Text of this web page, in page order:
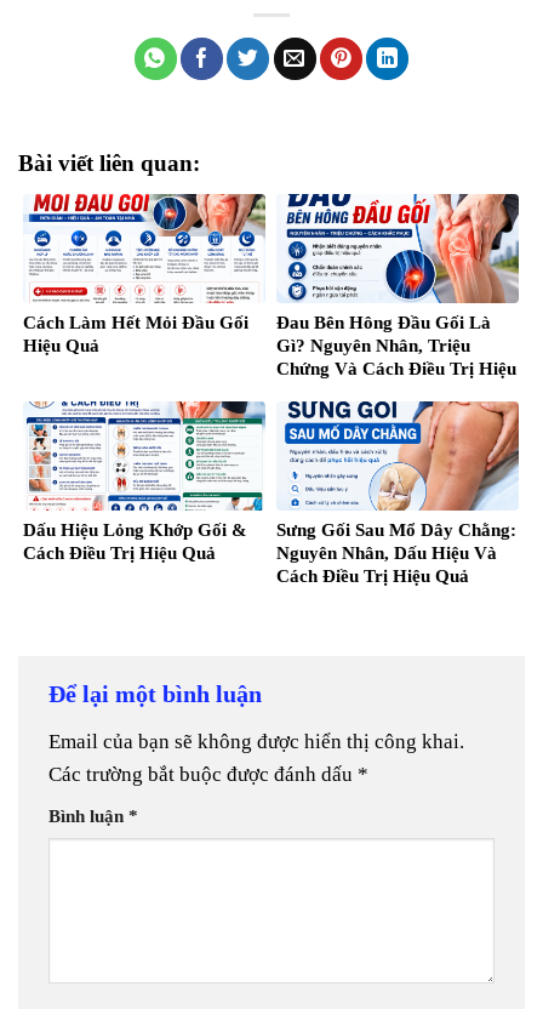
Bài viết liên quan:
Cách Làm Hết Mỏi Đầu Gối
Hiệu Quả
Đau Bên Hông Đầu Gối Là
Gì? Nguyên Nhân, Triệu
Chứng Và Cách Điều Trị Hiệu
Dấu Hiệu Lỏng Khớp Gối &
Cách Điều Trị Hiệu Quả
Sưng Gối Sau Mổ Dây Chằng:
Nguyên Nhân, Dấu Hiệu Và
Cách Điều Trị Hiệu Quả
Để lại một bình luận
Email của bạn sẽ không được hiển thị công khai.
Các trường bắt buộc được đánh dấu *
Bình luận *